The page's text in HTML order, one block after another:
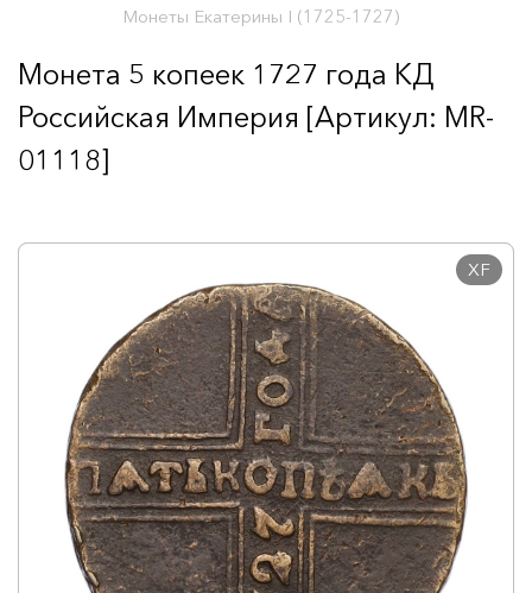
Монеты Екатерины I (1725-1727)
Монета 5 копеек 1727 года КД
Российская Империя [Артикул: MR-
01118]
XF